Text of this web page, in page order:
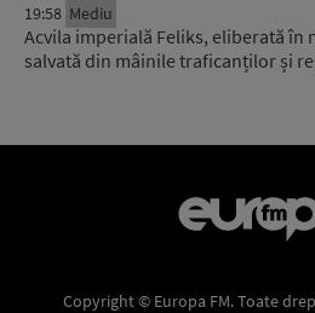
19:58 Mediu
Acvila imperială Feliks, eliberată în
salvată din mâinile traficanților și
Copyright © Europa FM. Toate